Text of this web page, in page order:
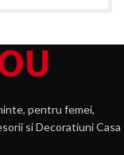
pentru femei,
si Decoratiuni Casa